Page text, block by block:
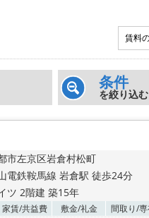
へ
ション？賃家？
集
！
特集！
条件
を絞り込む
市左京区岩倉村松町
電鉄鞍馬線 岩倉駅 徒歩24分
ツ 2階建 築15年
家賃/共益費 敷金/礼金 間取り/